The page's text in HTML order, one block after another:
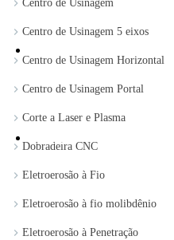
keyboard_arrow_right Centro de Usinagem
keyboard_arrow_right Centro de Usinagem 5 eixos
keyboard_arrow_right Centro de Usinagem Horizontal
keyboard_arrow_right Centro de Usinagem Portal
keyboard_arrow_right Corte a Laser e Plasma
keyboard_arrow_right Dobradeira CNC
keyboard_arrow_right Eletroerosão à Fio
keyboard_arrow_right Eletroerosão à fio molibdênio
keyboard_arrow_right Eletroerosão à Penetração